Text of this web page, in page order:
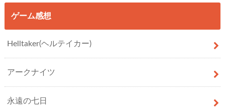
ゲーム感想
Helltaker(ヘルテイカー)
アークナイツ
永遠の七日